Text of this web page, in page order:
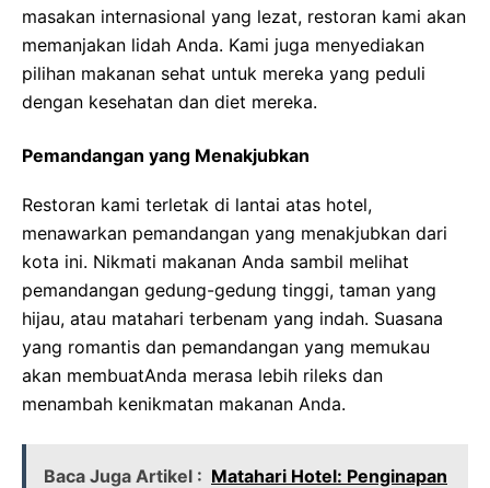
masakan internasional yang lezat, restoran kami akan
memanjakan lidah Anda. Kami juga menyediakan
pilihan makanan sehat untuk mereka yang peduli
dengan kesehatan dan diet mereka.
Pemandangan yang Menakjubkan
Restoran kami terletak di lantai atas hotel,
menawarkan pemandangan yang menakjubkan dari
kota ini. Nikmati makanan Anda sambil melihat
pemandangan gedung-gedung tinggi, taman yang
hijau, atau matahari terbenam yang indah. Suasana
yang romantis dan pemandangan yang memukau
akan membuatAnda merasa lebih rileks dan
menambah kenikmatan makanan Anda.
Baca Juga Artikel : Matahari Hotel: Penginapan